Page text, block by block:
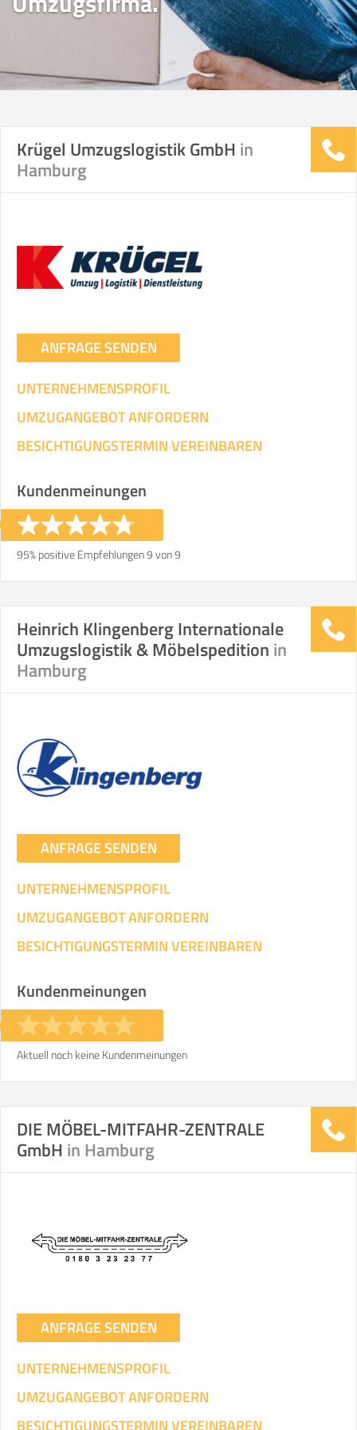
Krügel Umzugslogistik GmbH in
Hamburg
ANFRAGE SENDEN
UNTERNEHMENSPROFIL
UMZUGANGEBOT ANFORDERN
BESICHTIGUNGSTERMIN VEREINBAREN
Kundenmeinungen
95% positive Empfehlungen 9 von 9
Heinrich Klingenberg Internationale
Umzugslogistik & Möbelspedition in
Hamburg
ANFRAGE SENDEN
UNTERNEHMENSPROFIL
UMZUGANGEBOT ANFORDERN
BESICHTIGUNGSTERMIN VEREINBAREN
Kundenmeinungen
Aktuell noch keine Kundenmeinungen
DIE MÖBEL-MITFAHR-ZENTRALE
GmbH in Hamburg
ANFRAGE SENDEN
UNTERNEHMENSPROFIL
UMZUGANGEBOT ANFORDERN
BESICHTIGUNGSTERMIN VEREINBAREN